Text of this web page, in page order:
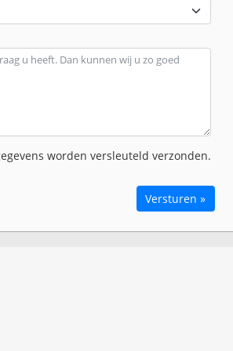
worden versleuteld verzonden.
Versturen »